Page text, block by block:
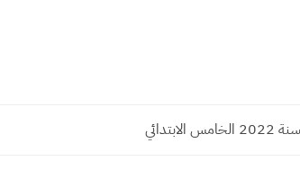
واجوبة 10 درجات...